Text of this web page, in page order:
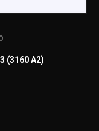
(3160 A2)